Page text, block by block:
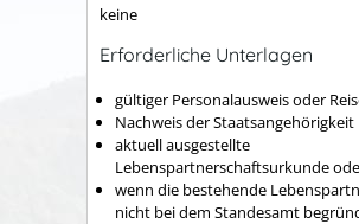
keine
Erforderliche Unterlagen
gültiger Personalausweis oder
Nachweis der Staatsangehörigkeit
aktuell ausgestellte
Lebenspartnerschaftsurkunde
wenn die bestehende
nicht bei dem Standesamt